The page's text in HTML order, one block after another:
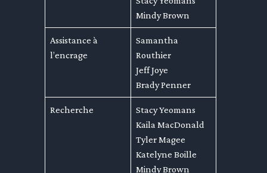
Mindy Brown
Assistance à
l’encrage
Samantha
Routhier
Jeff Joye
Brady Penner
Recherche
Stacy Yeomans
Kaila MacDonald
Tyler Magee
Katelyne Boille
Mindy Brown